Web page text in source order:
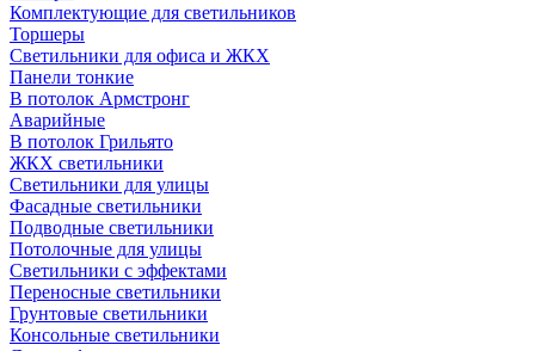
Комплектующие для светильников
Торшеры
Светильники для офиса и ЖКХ
Панели тонкие
В потолок Армстронг
Аварийные
В потолок Грильято
ЖКХ светильники
Светильники для улицы
Фасадные светильники
Подводные светильники
Потолочные для улицы
Светильники с эффектами
Переносные светильники
Грунтовые светильники
Консольные светильники